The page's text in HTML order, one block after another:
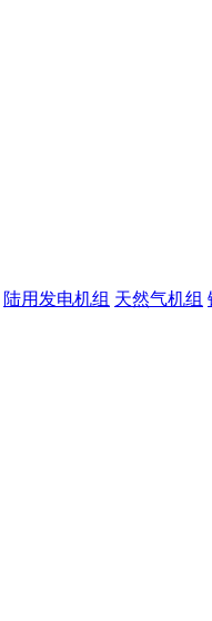
陆用发电机组 天然气机组